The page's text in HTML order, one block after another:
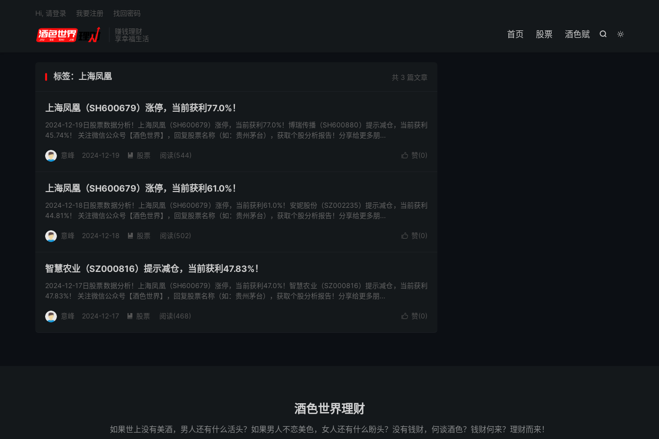
赚钱理财
享幸福生活


首页 股票 酒色赋
Hi, 请登录 我要注册 找回密码
共 3 篇文章
标签：上海凤凰
上海凤凰（SH600679）涨停，当前获利77.0%！
2024-12-19日股票数据分析！上海凤凰（SH600679）涨停，当前获利77.0%！博瑞传播（SH600880）提示减仓，当前获利
45.74%！ 关注微信公众号【酒色世界】，回复股票名称（如：贵州茅台），获取个股分析报告！分享给更多朋...
 赞(0)
意峰 2024-12-19  股票 阅读(544)
上海凤凰（SH600679）涨停，当前获利61.0%！
2024-12-18日股票数据分析！上海凤凰（SH600679）涨停，当前获利61.0%！安妮股份（SZ002235）提示减仓，当前获利
44.81%！ 关注微信公众号【酒色世界】，回复股票名称（如：贵州茅台），获取个股分析报告！分享给更多朋...
 赞(0)
意峰 2024-12-18  股票 阅读(502)
智慧农业（SZ000816）提示减仓，当前获利47.83%！
2024-12-17日股票数据分析！上海凤凰（SH600679）涨停，当前获利47.0%！智慧农业（SZ000816）提示减仓，当前获利
47.83%！ 关注微信公众号【酒色世界】，回复股票名称（如：贵州茅台），获取个股分析报告！分享给更多朋...
 赞(0)
意峰 2024-12-17  股票 阅读(468)
酒色世界理财
如果世上没有美酒，男人还有什么活头？如果男人不恋美色，女人还有什么盼头？没有钱财，何谈酒色？钱财何来？理财而来！